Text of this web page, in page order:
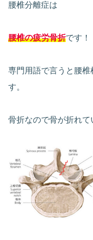
腰椎分離症は
腰椎の疲労骨折です！
専門用語で言うと腰椎
す。
骨折なので骨が折れて